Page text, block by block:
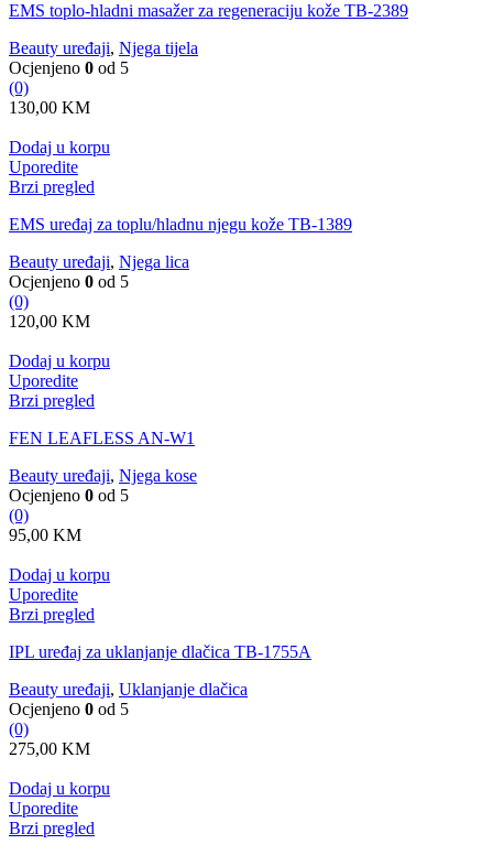
EMS toplo-hladni masažer za regeneraciju kože TB-2389
Beauty uređaji, Njega tijela
Ocjenjeno 0 od 5
(0)
130,00 KM
Dodaj u korpu
Uporedite
Brzi pregled
EMS uređaj za toplu/hladnu njegu kože TB-1389
Beauty uređaji, Njega lica
Ocjenjeno 0 od 5
(0)
120,00 KM
Dodaj u korpu
Uporedite
Brzi pregled
FEN LEAFLESS AN-W1
Beauty uređaji, Njega kose
Ocjenjeno 0 od 5
(0)
95,00 KM
Dodaj u korpu
Uporedite
Brzi pregled
IPL uređaj za uklanjanje dlačica TB-1755A
Beauty uređaji, Uklanjanje dlačica
Ocjenjeno 0 od 5
(0)
275,00 KM
Dodaj u korpu
Uporedite
Brzi pregled